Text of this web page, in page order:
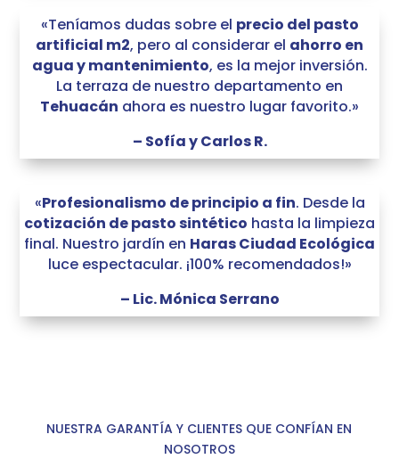
«Teníamos dudas sobre el precio del pasto
artificial m2, pero al considerar el ahorro en
agua y mantenimiento, es la mejor inversión.
La terraza de nuestro departamento en
Tehuacán ahora es nuestro lugar favorito.»
– Sofía y Carlos R.
«Profesionalismo de principio a fin. Desde la
cotización de pasto sintético hasta la limpieza
final. Nuestro jardín en Haras Ciudad Ecológica
luce espectacular. ¡100% recomendados!»
– Lic. Mónica Serrano
NUESTRA GARANTÍA Y CLIENTES QUE CONFÍAN EN
NOSOTROS